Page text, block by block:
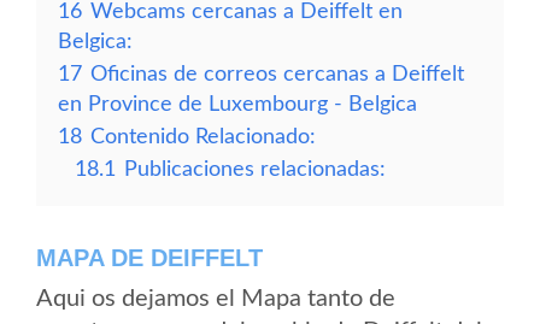
16 Webcams cercanas a Deiffelt en
Belgica:
17 Oficinas de correos cercanas a Deiffelt
en Province de Luxembourg - Belgica
18 Contenido Relacionado:
18.1
Publicaciones relacionadas:
MAPA DE DEIFFELT
Aqui os dejamos el Mapa tanto de